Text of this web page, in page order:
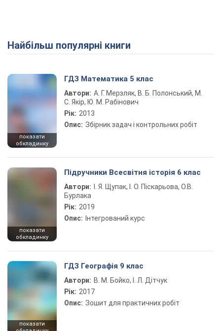
Найбільш популярні книги
показати
обкладинку
ГДЗ Математика 5 клас
Автори: А. Г. Мерзляк, В. Б. Полонський, М.
С. Якір, Ю. М. Рабінович
Рік: 2013
Опис: Збірник задач і контрольних робіт
показати
обкладинку
Підручники Всесвітня історія 6 клас
Автори:
І. Я. Щупак, І. О. Піскарьова, О.В.
Бурлака
Рік: 2019
Опис: Інтегрований курс
показати
ГДЗ Географія 9 клас
Автори: В. М. Бойко, І. Л. Дітчук
Рік: 2017
Опис: Зошит для практичних робіт